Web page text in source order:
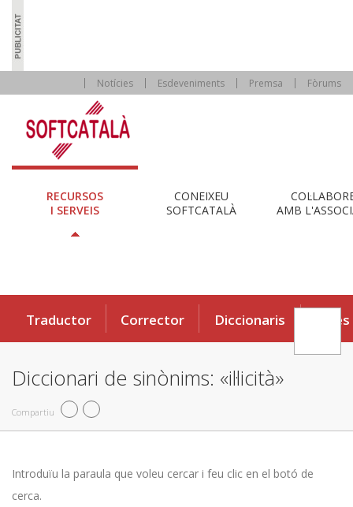
Notícies Esdeveniments Premsa Fòrums
RECURSOS
I SERVEIS
CONEIXEU
SOFTCATALÀ
AMB
Traductor Corrector Diccionaris Eines
Diccionari de sinònims: «il·licità»
Compartiu
Introduïu la paraula que voleu cercar i feu clic en el botó de
cerca.